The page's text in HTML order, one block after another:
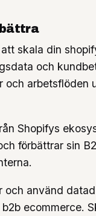
skala din
och
och arbetsflöden
Shopifys
förbättrar sin
och använd
ecommerce.